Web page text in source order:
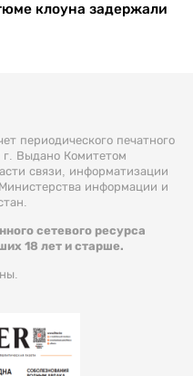
клоуна задержали
периодического печатного
Выдано Комитетом
связи, информатизации
информации и
сетевого ресурса
18 лет и старше.